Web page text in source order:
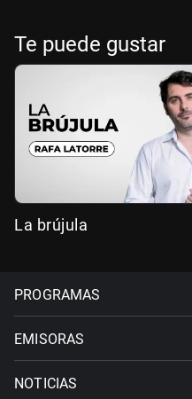
Te puede gustar
La brújula
PROGRAMAS
EMISORAS
NOTICIAS